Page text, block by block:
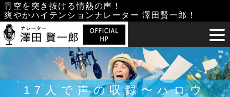
Skip
to
content
青空を突き抜ける情熱の声！
爽やかハイテンションナレーター 澤田賢一郎！
17人で声の収録〜ハロウ